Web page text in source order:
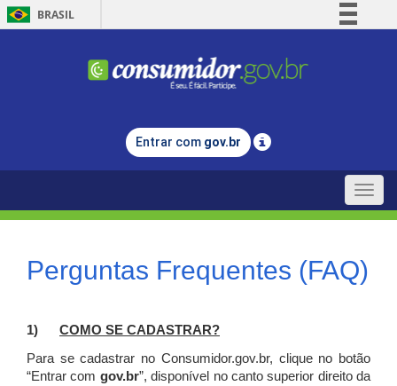
BRASIL
Comunica BR
Legislação
Entrar com gov.br
Toggle
Perguntas Frequentes (FAQ)
1) COMO SE CADASTRAR?
Para se cadastrar no Consumidor.gov.br, clique no botão
“Entrar com gov.br”, disponível no canto superior direito da